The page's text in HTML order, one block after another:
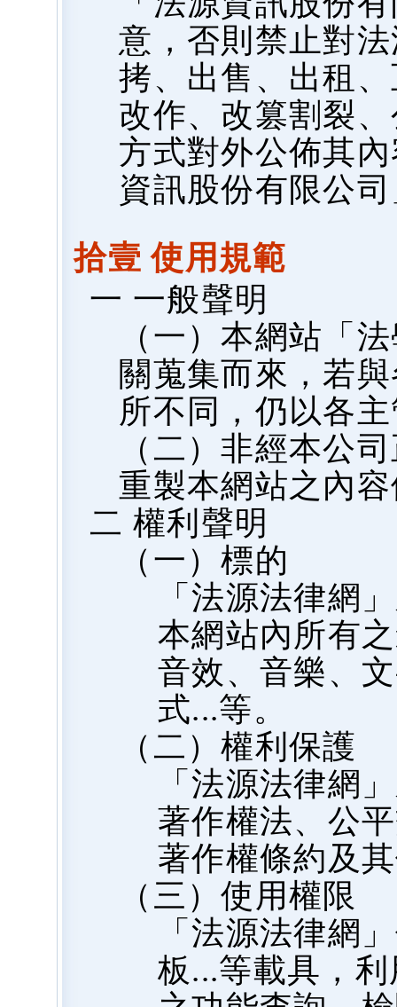
意，否則禁止對
拷、出售、出租
改作、改篡割裂
方式對外公佈其
資訊股份有限公
拾壹 使用規範
一 一般聲明
（一）本網站「
關蒐集而來，若
所不同，仍以各
（二）非經本公
重製本網站之內
二 權利聲明
（一）標的
「法源法律網
本網站內所有
音效、音樂、
式...等。
（二）權利保護
「法源法律網
著作權法、公
著作權條約及
（三）使用權限
「法源法律網
板...等載具，